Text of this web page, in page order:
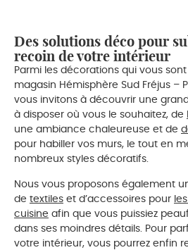
Des solutions déco pour
recoin de votre intérieur
Parmi les décorations qui vous
magasin Hémisphère Sud Fréjus –
vous invitons à découvrir une
à disposer où vous le souhaitez, de
une ambiance chaleureuse et de
pour habiller vos murs, le tout en
nombreux styles décoratifs.
Nous vous proposons également
de textiles et d’accessoires pour
cuisine afin que vous puissiez
dans ses moindres détails. Pour
votre intérieur, vous pourrez enfin